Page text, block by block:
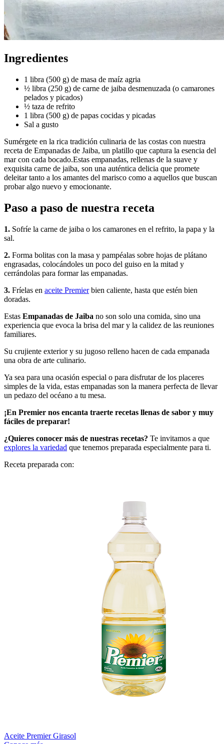
Ingredientes
1 libra (500 g) de masa de maíz agria
½ libra (250 g) de carne de jaiba desmenuzada (o camarones
pelados y picados)
½ taza de refrito
1 libra (500 g) de papas cocidas y picadas
Sal a gusto
Sumérgete en la rica tradición culinaria de las costas con nuestra
receta de Empanadas de Jaiba, un platillo que captura la esencia del
mar con cada bocado.Estas empanadas, rellenas de la suave y
exquisita carne de jaiba, son una auténtica delicia que promete
deleitar tanto a los amantes del marisco como a aquellos que buscan
probar algo nuevo y emocionante.
Paso a paso de nuestra receta
1. Sofríe la carne de jaiba o los camarones en el refrito, la papa y la
sal.
2. Forma bolitas con la masa y pampéalas sobre hojas de plátano
engrasadas, colocándoles un poco del guiso en la mitad y
cerrándolas para formar las empanadas.
3. Fríelas en aceite Premierbien caliente, hasta que estén bien
doradas.
Estas Empanadas de Jaiba no son solo una comida, sino una
experiencia que evoca la brisa del mar y la calidez de las reuniones
familiares.
Su crujiente exterior y su jugoso relleno hacen de cada empanada
una obra de arte culinario.
Ya sea para una ocasión especial o para disfrutar de los placeres
simples de la vida, estas empanadas son la manera perfecta de llevar
un pedazo del océano a tu mesa​.
¡En Premier nos encanta traerte recetas llenas de sabor y muy
fáciles de preparar!
¿Quieres conocer más de nuestras recetas? Te invitamos a que
explores la variedad que tenemos preparada especialmente para ti.
Receta preparada con:
Aceite Premier Girasol